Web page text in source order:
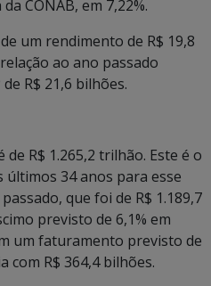
CONAB, em 7,22%.
um rendimento de R$ 19,8
ao ano passado
R$ 21,6 bilhões.
R$ 1.265,2 trilhão. Este é o
34 anos para esse
que foi de R$ 1.189,7
previsto de 6,1% em
um faturamento previsto de
com R$ 364,4 bilhões.